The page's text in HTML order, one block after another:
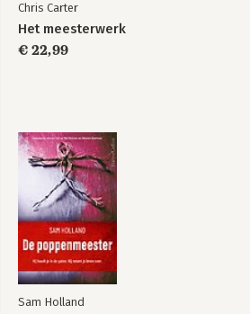
Chris Carter
Het meesterwerk
€ 22,99
Sam Holland